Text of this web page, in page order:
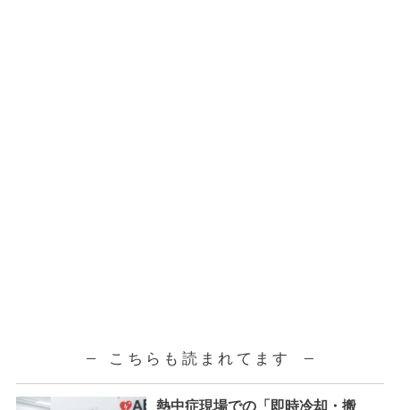
こちらも読まれてます
熱中症現場での「即時冷却・搬